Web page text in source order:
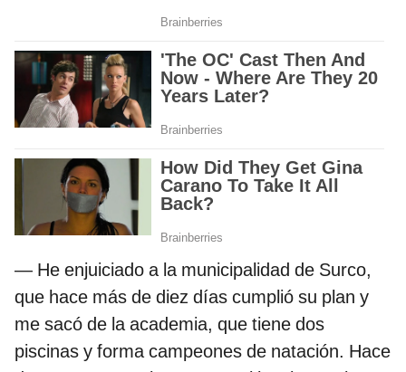
— He enjuiciado a la municipalidad de Surco,
que hace más de diez días cumplió su plan y
me sacó de la academia, que tiene dos
piscinas y forma campeones de natación. Hace